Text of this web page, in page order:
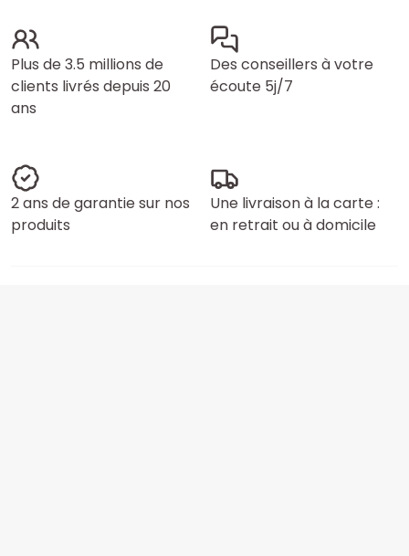
Plus de 3.5 millions de
clients livrés depuis 20
ans
Des conseillers à votre
écoute 5j/7
2 ans de garantie sur nos
produits
Une livraison à la carte :
en retrait ou à domicile